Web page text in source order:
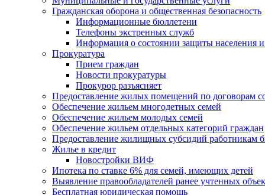
Гражданская оборона и общественная безопасность
Информационные бюллетени
Телефоны экстренных служб
Информация о состоянии защиты населения
Прокуратура
Прием граждан
Новости прокуратуры
Прокурор разъясняет
Предоставление жилых помещений по договорам
Обеспечение жильем многодетных семей
Обеспечение жильем молодых семей
Обеспечение жильем отдельных категорий граждан
Предоставление жилищных субсидий работникам
Жилье в кредит
Новостройки ВИФ
Ипотека по ставке 6% для семей, имеющих детей
Выявление правообладателей ранее учтенных
Бесплатная юридическая помощь